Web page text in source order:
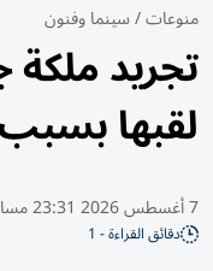
منوعات/سينما وفنون
تجريد
لقبها
7 أغسطس 2026 23:31 مساء
دقائق القراءة - 1